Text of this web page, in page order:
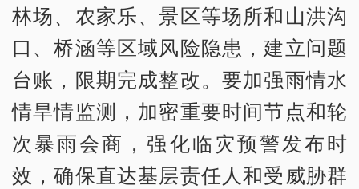
林场、农家乐、景区等场所和山洪沟
口、桥涵等区域风险隐患，建立问题
台账，限期完成整改。要加强雨情水
情旱情监测，加密重要时间节点和轮
次暴雨会商，强化临灾预警发布时
效，确保直达基层责任人和受威胁群